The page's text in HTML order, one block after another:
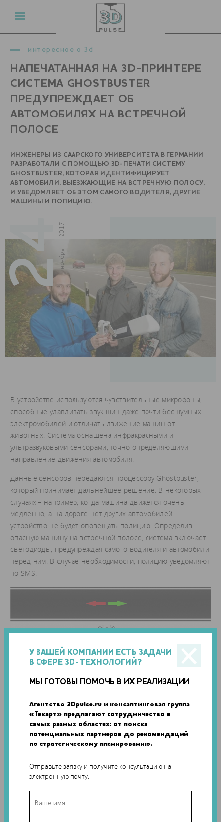
У ВАШЕЙ КОМПАНИИ ЕСТЬ ЗАДАЧИ
В СФЕРЕ 3D-ТЕХНОЛОГИЙ?
МЫ ГОТОВЫ ПОМОЧЬ В ИХ РЕАЛИЗАЦИИ
Агентство 3Dpulse.ru и консалтинговая группа
«Текарт» предлагают сотрудничество в
самых разных областях: от поиска
потенциальных партнеров до рекомендаций
по стратегическому планированию.
Отправьте заявку и получите консультацию на
электронную почту.
интересное о 3d
НАПЕЧАТАННАЯ НА 3D-ПРИНТЕРЕ
СИСТЕМА GHOSTBUSTER
ПРЕДУПРЕЖДАЕТ ОБ
АВТОМОБИЛЯХ НА ВСТРЕЧНОЙ
ПОЛОСЕ
ИНЖЕНЕРЫ ИЗ СААРСКОГО УНИВЕРСИТЕТА В ГЕРМАНИИ
РАЗРАБОТАЛИ С ПОМОЩЬЮ 3D-ПЕЧАТИ СИСТЕМУ
GHOSTBUSTER, КОТОРАЯ ИДЕНТИФИЦИРУЕТ
АВТОМОБИЛИ, ВЫЕЗЖАЮЩИЕ НА ВСТРЕЧНУЮ ПОЛОСУ,
И УВЕДОМЛЯЕТ ОБ ЭТОМ САМОГО ВОДИТЕЛЯ, ДРУГИЕ
МАШИНЫ И ПОЛИЦИЮ.
24
ноябрь — 2017
В устройстве используются чувствительные микрофоны,
способные улавливать звук шин даже почти бесшумных
электромобилей и отличать движение машин от
животных. Система оснащена инфракрасными и
ультразвуковыми сенсорами, точно определяющими
направление движения автомобиля.
Данные сенсоров передаются процессору Ghostbuster,
который принимает дальнейшее решение. В некоторых
случаях – например, когда машина движется очень
медленно, а на дороге нет других автомобилей –
устройство не будет оповещать полицию. Определив
опасную машину на встречной полосе, система включает
светодиоды, предупреждая самого водителя и автомобили
перед ним. В случае необходимости, полицию уведомляют
по SMS.
Ghostbuster на персональном 3D-принтере, а
электронные компоненты приобрели отдельно. Система
работает на солнечной энергии и аккумуляторе. На
дорогах планируется установить датчики через каждые 50